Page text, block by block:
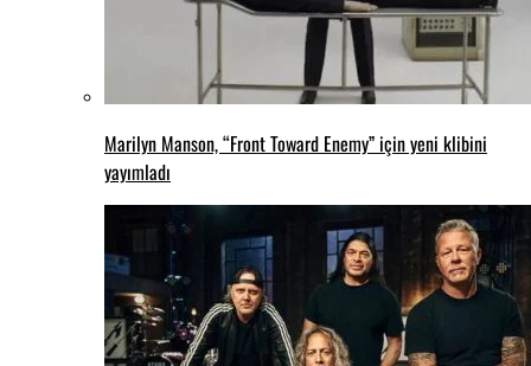
Marilyn Manson, “Front Toward Enemy” için yeni klibini
yayımladı